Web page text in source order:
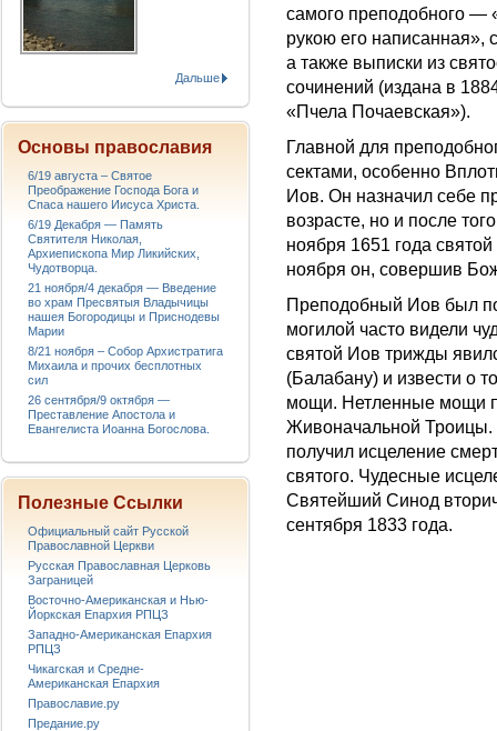
самого преподобного —
рукою его написанная»,
а также выписки из
сочинений (издана в
«Пчела Почаевская»).
Главной для
сектами, особенно
Иов. Он назначил себе
возрасте, но и после
ноября 1651 года
ноября он, совершив
Преподобный Иов был
могилой часто видели
святой Иов трижды
(Балабану) и извести о
мощи. Нетленные мощи
Живоначальной Троицы.
получил исцеление
святого. Чудесные
Святейший Синод
сентября 1833 года.
Дальше
Основы православия
6/19 августа – Святое
Преображение Господа Бога и
Спаса нашего Иисуса Христа.
6/19 Декабря — Память
Святителя Николая,
Архиепископа Мир Ликийских,
Чудотворца.
21 ноября/4 декабря — Введение
во храм Пресвятыя Владычицы
нашея Богородицы и Приснодевы
Марии
8/21 ноября – Собор Архистратига
Михаила и прочих бесплотных
сил
26 сентября/9 октября —
Преставление Апостола и
Евангелиста Иоанна Богослова.
Полезные Ссылки
Официальный сайт Русской
Православной Церкви
Русская Православная Церковь
Заграницей
Восточно-Американская и Нью-
Йоркская Епархия РПЦЗ
Западно-Американская Епархия
РПЦЗ
Чикагская и Средне-
Американская Епархия
Православие.ру
Предание.ру